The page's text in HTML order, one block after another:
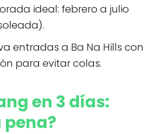
ideal: febrero a julio
entradas a Ba Na Hills con
para evitar colas.
en 3 días:
pena?